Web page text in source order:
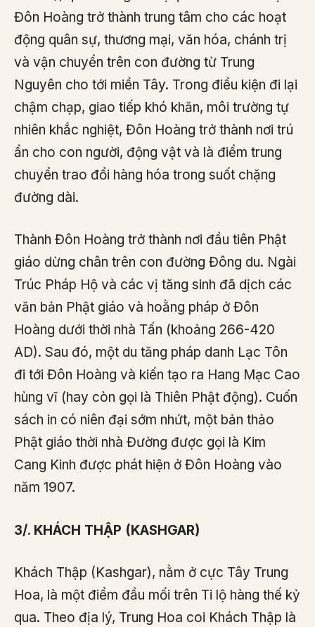
Đôn Hoàng trở thành trung tâm cho các hoạt
động quân sự, thương mại, văn hóa, chánh trị
và vận chuyển trên con đường từ Trung
Nguyên cho tới miền Tây. Trong điều kiện đi lại
chậm chạp, giao tiếp khó khăn, môi trường tự
nhiên khắc nghiệt, Đôn Hoàng trở thành nơi trú
ẩn cho con người, động vật và là điểm trung
chuyển trao đổi hàng hóa trong suốt chặng
đường dài.
Thành Đôn Hoàng trở thành nơi đầu tiên Phật
giáo dừng chân trên con đường Đông du. Ngài
Trúc Pháp Hộ và các vị tăng sinh đã dịch các
văn bản Phật giáo và hoằng pháp ở Đôn
Hoàng dưới thời nhà Tấn (khoảng 266-420
AD). Sau đó, một du tăng pháp danh Lạc Tôn
đi tới Đôn Hoàng và kiến tạo ra Hang Mạc Cao
hùng vĩ (hay còn gọi là Thiên Phật động). Cuốn
sách in có niên đại sớm nhứt, một bản thảo
Phật giáo thời nhà Đường được gọi là Kim
Cang Kinh được phát hiện ở Đôn Hoàng vào
năm 1907.
3/. KHÁCH THẬP (KASHGAR)
Khách Thập (Kashgar), nằm ở cực Tây Trung
Hoa, là một điểm đầu mối trên Ti lộ hàng thế kỷ
qua. Theo địa lý, Trung Hoa coi Khách Thập là